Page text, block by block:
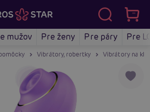
mužov Pre ženy Pre páry Pre
Vibrátory, robertky Vibrátory na